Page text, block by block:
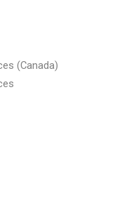
(Canada)